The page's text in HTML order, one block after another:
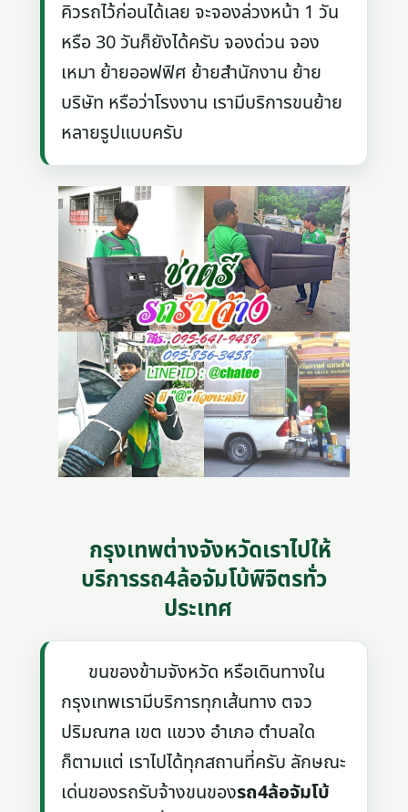
คิวรถไว้ก่อนได้เลย จะจองล่วงหน้า 1 วัน
หรือ 30 วันก็ยังได้ครับ จองด่วน จอง
เหมา ย้ายออฟฟิศ ย้ายสำนักงาน ย้าย
บริษัท หรือว่าโรงงาน เรามีบริการขนย้าย
หลายรูปแบบครับ
กรุงเทพต่างจังหวัดเราไปให้
บริการรถ4ล้อจัมโบ้พิจิตรทั่ว
ประเทศ
ขนของข้ามจังหวัด หรือเดินทางใน
กรุงเทพเรามีบริการทุกเส้นทาง ตจว
ปริมณฑล เขต แขวง อำเภอ ตำบลใด
ก็ตามแต่ เราไปได้ทุกสถานที่ครับ ลักษณะ
เด่นของรถรับจ้างขนของรถ4ล้อจัมโบ้